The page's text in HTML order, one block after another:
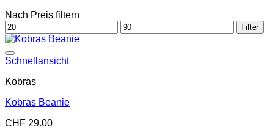
Nach Preis filtern
Min.
Preis
Max.
Preis
Filter
Schnellansicht
Kobras
Kobras Beanie
CHF 29.00